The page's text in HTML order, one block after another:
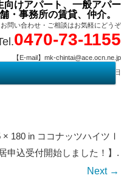
けアパート、一般アパー
・事務所の賃貸、仲介。
お問い合わせ・ご相談はお気軽にどうぞ
0470-73-1155
【E-mail】mk-chintai@ace.ocn.ne.jp
09:00 ～ 17:15 【定 休 日】水曜・祭日
× 180 in ココナッツハイツⅠ
申込受付開始しました！】 .
Next →